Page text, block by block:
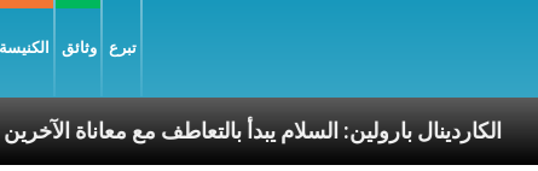
وثائق تبرع
الكاردينال بارولين: السلام يبدأ بالتعاطف مع